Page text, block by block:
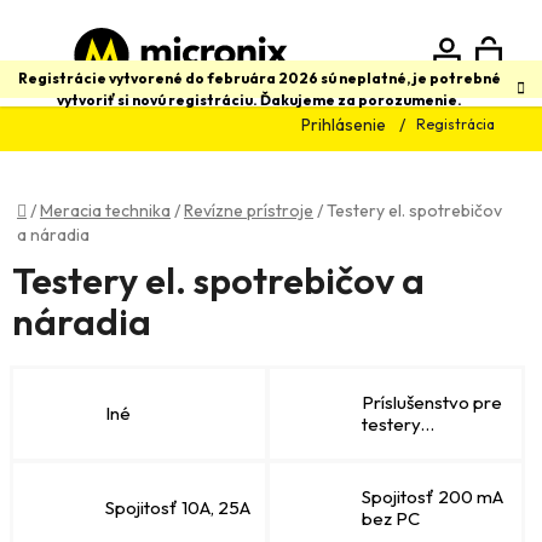
obsah
Registrácie vytvorené do februára 2026 sú neplatné, je potrebné
vytvoriť si novú registráciu. Ďakujeme za porozumenie.
Prihlásenie Registrácia
Hľadať
Domov
/Meracia technika /Revízne prístroje /Testery el. spotrebičov
a náradia
Testery el. spotrebičov a
náradia
Iné
Príslušenstvo pre
testery
Spojitosť 10A, 25A
Spojitosť 200 mA
bez PC